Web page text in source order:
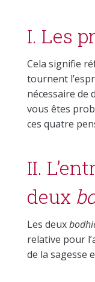
I. Les
Cela signifie
tournent
nécessaire de
vous êtes
ces quatre
II.
deux
Les deux
relative pour
de la sagesse